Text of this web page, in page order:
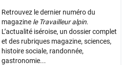
Retrouvez le dernier numéro du
magazine le Travailleur alpin.
L’actualité iséroise, un dossier complet
et des rubriques magazine, sciences,
histoire sociale, randonnée,
gastronomie...